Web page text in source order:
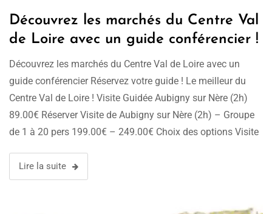
Découvrez les marchés du Centre Val
de Loire avec un guide conférencier !
Découvrez les marchés du Centre Val de Loire avec un
guide conférencier Réservez votre guide ! Le meilleur du
Centre Val de Loire ! Visite Guidée Aubigny sur Nère (2h)
89.00€ Réserver Visite de Aubigny sur Nère (2h) – Groupe
de 1 à 20 pers 199.00€ – 249.00€ Choix des options Visite
Lire la suite